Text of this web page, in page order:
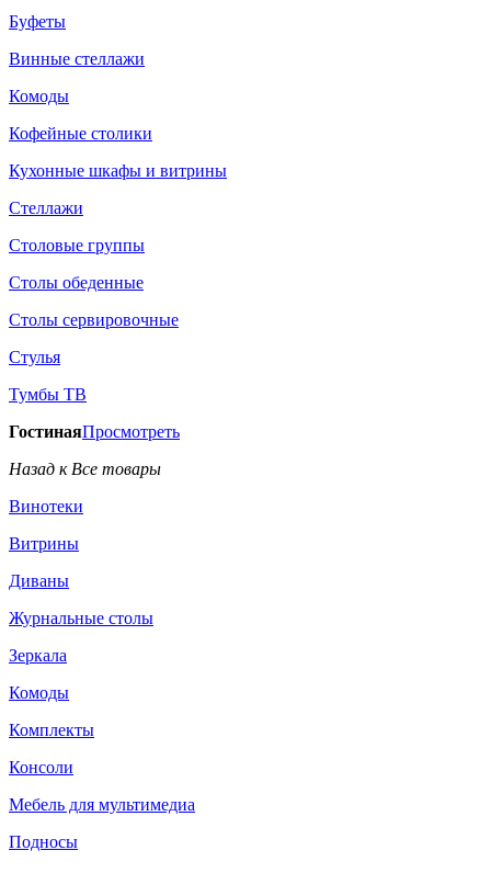
Буфеты
Винные стеллажи
Комоды
Кофейные столики
Кухонные шкафы и витрины
Стеллажи
Столовые группы
Столы обеденные
Столы сервировочные
Стулья
Тумбы ТВ
ГостинаяПросмотреть
Назад к Все товары
Винотеки
Витрины
Диваны
Журнальные столы
Зеркала
Комоды
Комплекты
Консоли
Мебель для мультимедиа
Подносы